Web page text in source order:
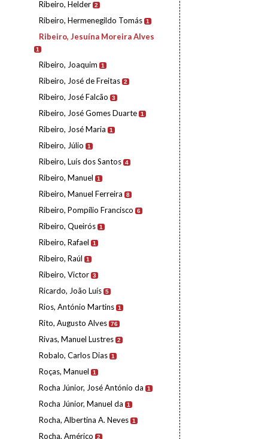
Ribeiro, Helder 2
Ribeiro, Hermenegildo Tomás 1
Ribeiro, Jesuína Moreira Alves
1
Ribeiro, Joaquim 1
Ribeiro, José de Freitas 2
Ribeiro, José Falcão 3
Ribeiro, José Gomes Duarte 1
Ribeiro, José Maria 1
Ribeiro, Júlio 1
Ribeiro, Luís dos Santos 4
Ribeiro, Manuel 1
Ribeiro, Manuel Ferreira 8
Ribeiro, Pompílio Francisco 6
Ribeiro, Queirós 1
Ribeiro, Rafael 1
Ribeiro, Raúl 1
Ribeiro, Victor 3
Ricardo, João Luís 5
Rios, António Martins 1
Rito, Augusto Alves 76
Rivas, Manuel Lustres 2
Robalo, Carlos Dias 1
Roças, Manuel 1
Rocha Júnior, José António da 1
Rocha Júnior, Manuel da 1
Rocha, Albertina A. Neves 1
Rocha, Américo 2